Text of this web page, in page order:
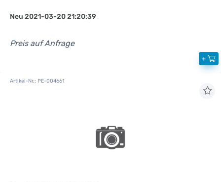
Neu 2021-03-20 21:20:39
Preis auf Anfrage
+
Artikel-Nr.: PE-004661